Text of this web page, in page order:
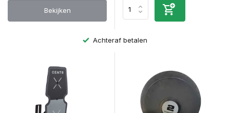
Bekijken
Achteraf betalen